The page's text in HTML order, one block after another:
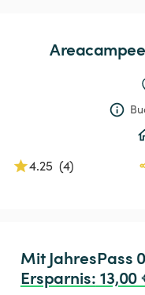
4.25 (4)
Ersparnis: 13,00